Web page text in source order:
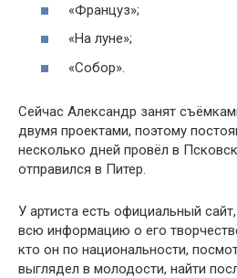
«Француз»;
«На луне»;
«Собор».
Сейчас Александр занят
двумя проектами, поэтому
несколько дней провёл в
отправился в Питер.
У артиста есть официальный
всю информацию о его
кто он по национальности,
выглядел в молодости, найти